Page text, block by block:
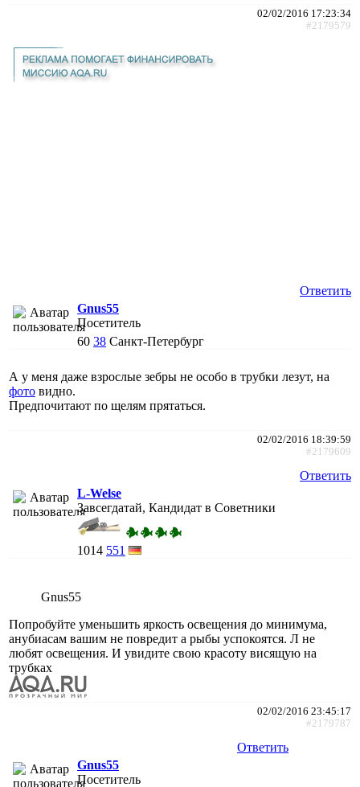
02/02/2016 17:23:34
#2179579
Ответить
Gnus55
Посетитель
60 38 Санкт-Петербург
А у меня даже взрослые зебры не особо в трубки лезут, на
фото видно.
Предпочитают по щелям прятаться.
02/02/2016 18:39:59
#2179609
Ответить
L-Welse
Завсегдатай, Кандидат в Советники
1014 551
Gnus55
Попробуйте уменьшить яркость освещения до минимума,
анубиасам вашим не повредит а рыбы успокоятся. Л не
любят освещения. И увидите свою красоту висящую на
трубках
02/02/2016 23:45:17
#2179787
Ответить
Gnus55
Посетитель